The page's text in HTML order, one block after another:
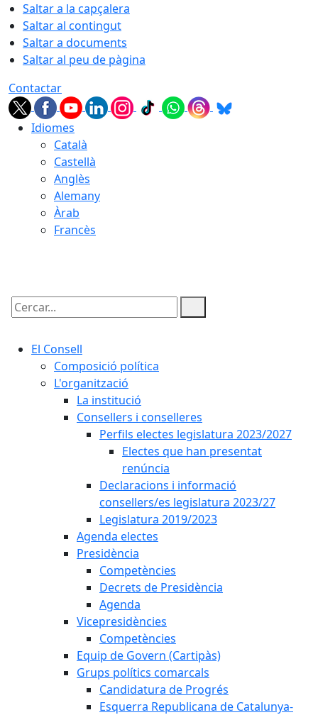
Saltar a la capçalera
Saltar al contingut
Saltar a documents
Saltar al peu de pàgina
Contactar
Idiomes
Català
Castellà
Anglès
Alemany
Àrab
Francès
Cercar:
El Consell
Composició política
L'organització
La institució
Consellers i conselleres
Perfils electes legislatura 2023/2027
Electes que han presentat
renúncia
Declaracions i informació
consellers/es legislatura 2023/27
Legislatura 2019/2023
Agenda electes
Presidència
Competències
Decrets de Presidència
Agenda
Vicepresidències
Competències
Equip de Govern (Cartipàs)
Grups polítics comarcals
Candidatura de Progrés
Esquerra Republicana de Catalunya-